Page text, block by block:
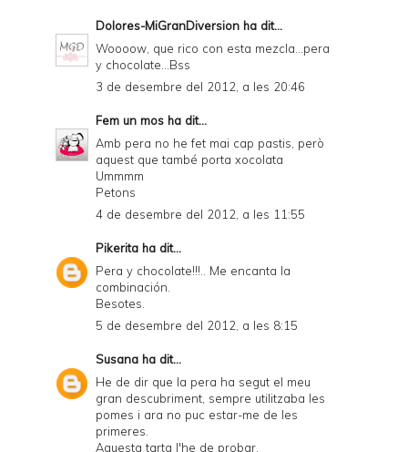
Dolores-MiGranDiversion ha dit...
Woooow, que rico con esta mezcla...pera
y chocolate...Bss
3 de desembre del 2012, a les 20:46
Fem un mos ha dit...
Amb pera no he fet mai cap pastis, però
aquest que també porta xocolata
Ummmm
Petons
4 de desembre del 2012, a les 11:55
Pikerita ha dit...
Pera y chocolate!!!.. Me encanta la
combinación.
Besotes.
5 de desembre del 2012, a les 8:15
Susana ha dit...
He de dir que la pera ha segut el meu
gran descubriment, sempre utilitzaba les
pomes i ara no puc estar-me de les
primeres.
Aquesta tarta l'he de probar.